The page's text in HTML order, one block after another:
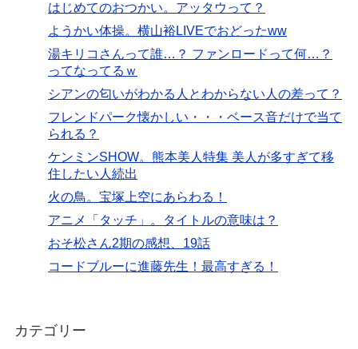
はじめてのおつかい。アッタウって？
ようかい体操。横山裕LIVEでおどったww
湯キリコさんって誰…？ ファンロードって何…？
ってなってるｗ
シアンの匂いがわかる人とわからない人の差って？
フレンドパーク懐かしい・・・ベース音だけで当て
られる？
ケンミンSHOW。熊本美人特集 美人が多すぎて移
住したい人続出
火の鳥。宝塚上空にあらわる！
アニメ「タッチ」。タイトルの意味は？
おそ松さん2期の感想、19話
コードブルーに進藤先生！最高すぎる！
カテゴリー